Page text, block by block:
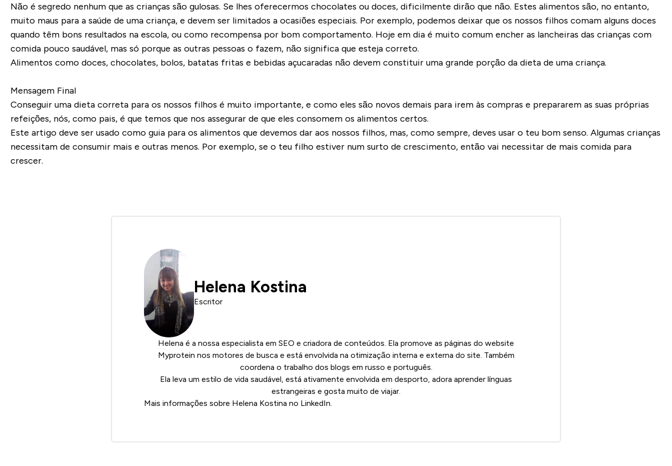
Não é segredo nenhum que as crianças são gulosas. Se lhes oferecermos chocolates ou doces, dificilmente dirão que não. Estes alimentos são, no entanto,
muito maus para a saúde de uma criança, e devem ser limitados a ocasiões especiais. Por exemplo, podemos deixar que os nossos filhos comam alguns doces
quando têm bons resultados na escola, ou como recompensa por bom comportamento. Hoje em dia é muito comum encher as lancheiras das crianças com
comida pouco saudável, mas só porque as outras pessoas o fazem, não significa que esteja correto.
Alimentos como doces, chocolates, bolos, batatas fritas e bebidas açucaradas não devem constituir uma grande porção da dieta de uma criança.
Mensagem Final
Conseguir uma dieta correta para os nossos filhos é muito importante, e como eles são novos demais para irem às compras e prepararem as suas próprias
refeições, nós, como pais, é que temos que nos assegurar de que eles consomem os alimentos certos.
Este artigo deve ser usado como guia para os alimentos que devemos dar aos nossos filhos, mas, como sempre, deves usar o teu bom senso. Algumas crianças
necessitam de consumir mais e outras menos. Por exemplo, se o teu filho estiver num surto de crescimento, então vai necessitar de mais comida para
crescer.
Helena Kostina
Escritor
Helena é a nossa especialista em SEO e criadora de conteúdos. Ela promove as páginas do website
Myprotein nos motores de busca e está envolvida na otimização interna e externa do site. Também
coordena o trabalho dos blogs em russo e português.
Ela leva um estilo de vida saudável, está ativamente envolvida em desporto, adora aprender línguas
estrangeiras e gosta muito de viajar.
Mais informações sobre Helena Kostina no LinkedIn.